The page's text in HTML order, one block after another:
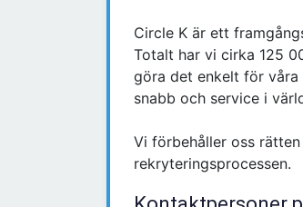
Circle K är ett
Totalt har vi cirka 125
göra det enkelt för
snabb och service i
Vi förbehåller oss
rekryteringsprocessen.